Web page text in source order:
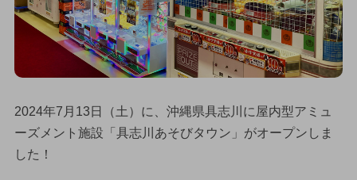
2024年7月13日（土）に、沖縄県具志川に屋内型アミュ
ーズメント施設「具志川あそびタウン」がオープンしま
した！